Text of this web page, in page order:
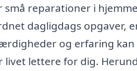
små reparationer i
dagligdags opgaver,
og erfaring
lettere for dig.